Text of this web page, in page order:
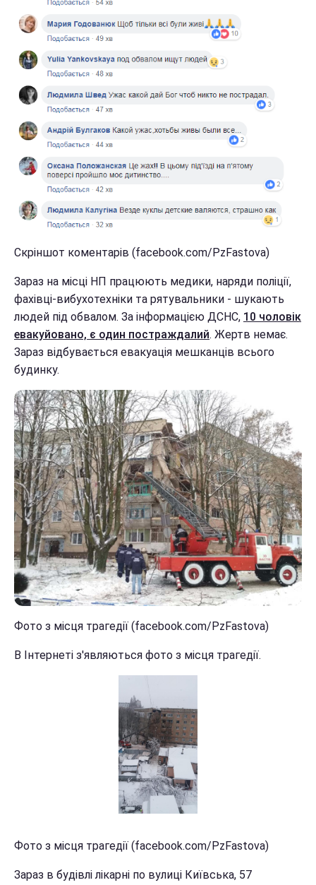
Скріншот коментарів (facebook.com/PzFastova)
Зараз на місці НП працюють медики, наряди поліції,
фахівці-вибухотехніки та рятувальники - шукають
людей під обвалом. За інформацією ДСНС, 10 чоловік
евакуйовано, є один постраждалий. Жертв немає.
Зараз відбувається евакуація мешканців всього
будинку.
Фото з місця трагедії (facebook.com/PzFastova)
В Інтернеті з'являються фото з місця трагедії.
Фото з місця трагедії (facebook.com/PzFastova)
Зараз в будівлі лікарні по вулиці Київська, 57